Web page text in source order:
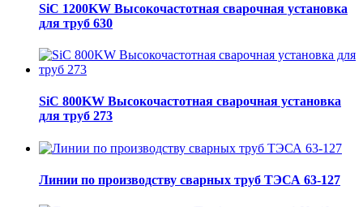
SiC 1200KW Высокочастотная сварочная установка
для труб 630
SiC 800KW Высокочастотная сварочная установка
для труб 273
Линии по производству сварных труб ТЭСА 63-127